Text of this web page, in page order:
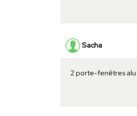
Sacha
2 porte-fenêtres alu